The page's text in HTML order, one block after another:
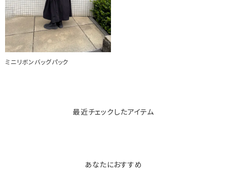
ミニリボンバッグパック
最近チェックしたアイテム
あなたにおすすめ